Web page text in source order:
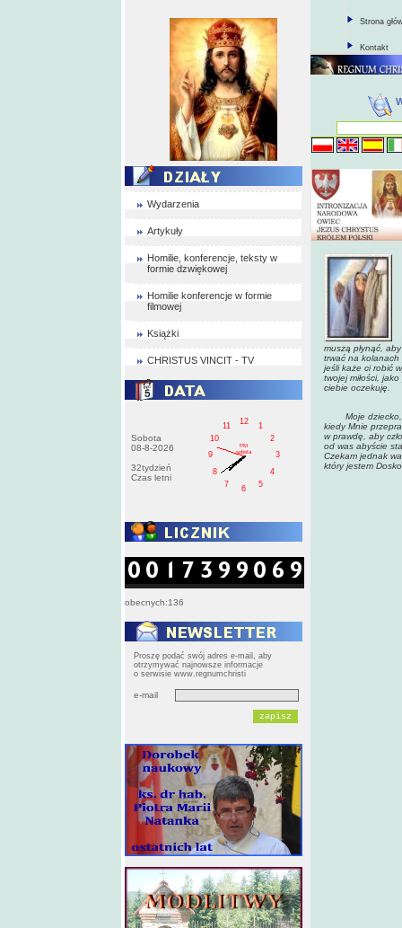
Wydarzenia
Artykuły
Homilie, konferencje, teksty w
formie dzwiękowej
Homilie konferencje w formie
filmowej
Książki
CHRISTUS VINCIT - TV
Sobota
08-8-2026
32tydzień
Czas letni
1
2
3
4
5
6
7
8
9
10
11
12
PM
sobota
obecnych:136
Proszę podać swój adres e-mail, aby
otrzymywać najnowsze informacje
o serwisie www.regnumchristi
e-mail
Strona
Kontakt
muszą płynąć,
trwać na kolanach
jeśli każe ci robić
twojej miłości,
ciebie oczekuję.
Moje dziecko,
kiedy Mnie
w prawdę, aby
od was abyście
Czekam jednak
który jestem